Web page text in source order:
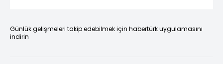
Günlük gelişmeleri takip edebilmek için habertürk uygulamasını
indirin